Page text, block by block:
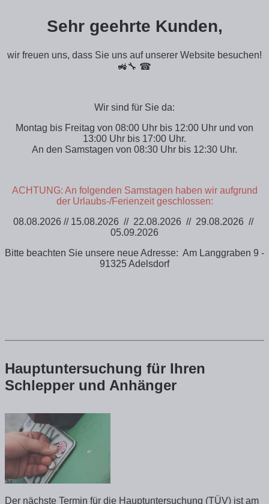
Sehr geehrte Kunden,
wir freuen uns, dass Sie uns auf unserer Website besuchen!
🚜🔧 ☎
Wir sind für Sie da:
Montag bis Freitag von 08:00 Uhr bis 12:00 Uhr und von
13:00 Uhr bis 17:00 Uhr.
An den Samstagen von 08:30 Uhr bis 12:30 Uhr.
ACHTUNG: An folgenden Samstagen haben wir aufgrund
der Urlaubs-/Ferienzeit geschlossen:
08.08.2026 // 15.08.2026 // 22.08.2026 // 29.08.2026 //
05.09.2026
Bitte beachten Sie unsere neue Adresse: Am Langgraben 9 -
91325 Adelsdorf
Hauptuntersuchung für Ihren
Schlepper und Anhänger
Der nächste Termin für die Hauptuntersuchung (TÜV) ist am